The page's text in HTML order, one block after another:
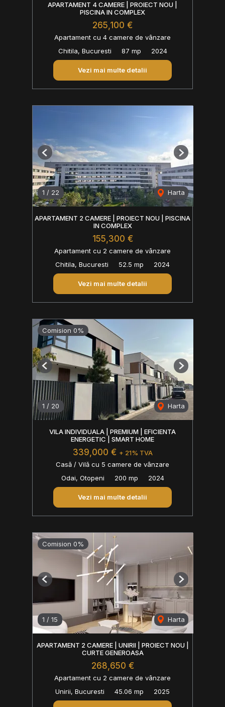
APARTAMENT 4 CAMERE | PROIECT NOU |
PISCINA IN COMPLEX
265,100 €
Apartament cu 4 camere de vânzare
Chitila, Bucuresti
87 mp 2024
Vezi mai multe detalii
1 / 22 Harta
Previous Next
APARTAMENT 2 CAMERE | PROIECT NOU | PISCINA
IN COMPLEX
155,300 €
Apartament cu 2 camere de vânzare
Chitila, Bucuresti
52.5 mp 2024
Vezi mai multe detalii
Comision 0%
1 / 20 Harta
Previous Next
VILA INDIVIDUALA | PREMIUM | EFICIENTA
ENERGETIC | SMART HOME
339,000 € + 21% TVA
Casă / Vilă cu 5 camere de vânzare
Odai, Otopeni
200 mp 2024
Vezi mai multe detalii
Comision 0%
1 / 15 Harta
Previous Next
APARTAMENT 2 CAMERE | UNIRII | PROIECT NOU |
CURTE GENEROASA
268,650 €
Apartament cu 2 camere de vânzare
Unirii, Bucuresti
45.06 mp 2025